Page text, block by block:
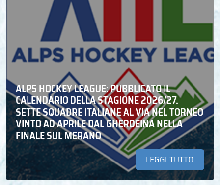
ALPS HOCKEY LEAGUE: PUBBLICATO IL
CALENDARIO DELLA STAGIONE 2026/27.
SETTE SQUADRE ITALIANE AL VIA NEL TORNEO
VINTO AD APRILE DAL GHERDEINA NELLA
FINALE SUL MERANO
LEGGI TUTTO